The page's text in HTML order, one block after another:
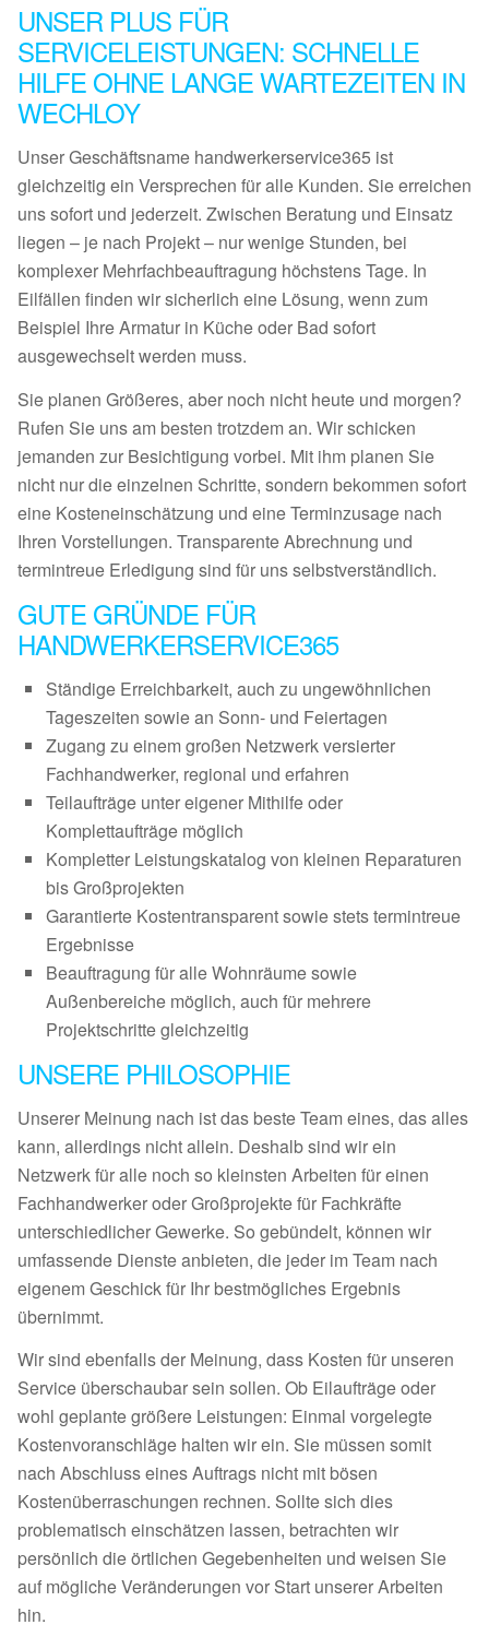
UNSER PLUS FÜR
SERVICELEISTUNGEN: SCHNELLE
HILFE OHNE LANGE WARTEZEITEN IN
WECHLOY
Unser Geschäftsname handwerkerservice365 ist
gleichzeitig ein Versprechen für alle Kunden. Sie erreichen
uns sofort und jederzeit. Zwischen Beratung und Einsatz
liegen – je nach Projekt – nur wenige Stunden, bei
komplexer Mehrfachbeauftragung höchstens Tage. In
Eilfällen finden wir sicherlich eine Lösung, wenn zum
Beispiel Ihre Armatur in Küche oder Bad sofort
ausgewechselt werden muss.
Sie planen Größeres, aber noch nicht heute und morgen?
Rufen Sie uns am besten trotzdem an. Wir schicken
jemanden zur Besichtigung vorbei. Mit ihm planen Sie
nicht nur die einzelnen Schritte, sondern bekommen sofort
eine Kosteneinschätzung und eine Terminzusage nach
Ihren Vorstellungen. Transparente Abrechnung und
termintreue Erledigung sind für uns selbstverständlich.
GUTE GRÜNDE FÜR
HANDWERKERSERVICE365
Ständige Erreichbarkeit, auch zu ungewöhnlichen
Tageszeiten sowie an Sonn- und Feiertagen
Zugang zu einem großen Netzwerk versierter
Fachhandwerker, regional und erfahren
Teilaufträge unter eigener Mithilfe oder
Komplettaufträge möglich
Kompletter Leistungskatalog von kleinen Reparaturen
bis Großprojekten
Garantierte Kostentransparent sowie stets termintreue
Ergebnisse
Beauftragung für alle Wohnräume sowie
Außenbereiche möglich, auch für mehrere
Projektschritte gleichzeitig
UNSERE PHILOSOPHIE
Unserer Meinung nach ist das beste Team eines, das alles
kann, allerdings nicht allein. Deshalb sind wir ein
Netzwerk für alle noch so kleinsten Arbeiten für einen
Fachhandwerker oder Großprojekte für Fachkräfte
unterschiedlicher Gewerke. So gebündelt, können wir
umfassende Dienste anbieten, die jeder im Team nach
eigenem Geschick für Ihr bestmögliches Ergebnis
übernimmt.
Wir sind ebenfalls der Meinung, dass Kosten für unseren
Service überschaubar sein sollen. Ob Eilaufträge oder
wohl geplante größere Leistungen: Einmal vorgelegte
Kostenvoranschläge halten wir ein. Sie müssen somit
nach Abschluss eines Auftrags nicht mit bösen
Kostenüberraschungen rechnen. Sollte sich dies
problematisch einschätzen lassen, betrachten wir
persönlich die örtlichen Gegebenheiten und weisen Sie
auf mögliche Veränderungen vor Start unserer Arbeiten
hin.